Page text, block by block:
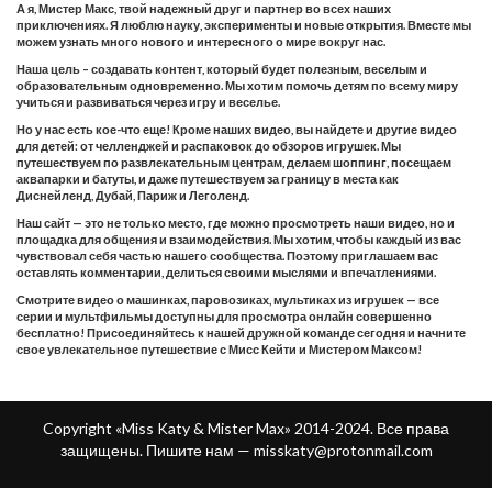
А я, Мистер Макс, твой надежный друг и партнер во всех наших
приключениях. Я люблю науку, эксперименты и новые открытия. Вместе мы
можем узнать много нового и интересного о мире вокруг нас.
Наша цель – создавать контент, который будет полезным, веселым и
образовательным одновременно. Мы хотим помочь детям по всему миру
учиться и развиваться через игру и веселье.
Но у нас есть кое-что еще! Кроме наших видео, вы найдете и другие видео
для детей: от челленджей и распаковок до обзоров игрушек. Мы
путешествуем по развлекательным центрам, делаем шоппинг, посещаем
аквапарки и батуты, и даже путешествуем за границу в места как
Диснейленд, Дубай, Париж и Леголенд.
Наш сайт — это не только место, где можно просмотреть наши видео, но и
площадка для общения и взаимодействия. Мы хотим, чтобы каждый из вас
чувствовал себя частью нашего сообщества. Поэтому приглашаем вас
оставлять комментарии, делиться своими мыслями и впечатлениями.
Смотрите видео о машинках, паровозиках, мультиках из игрушек — все
серии и мультфильмы доступны для просмотра онлайн совершенно
бесплатно! Присоединяйтесь к нашей дружной команде сегодня и начните
свое увлекательное путешествие с Мисс Кейти и Мистером Максом!
Copyright «Miss Katy & Mister Max» 2014-2024. Все права
защищены. Пишите нам — misskaty@protonmail.com